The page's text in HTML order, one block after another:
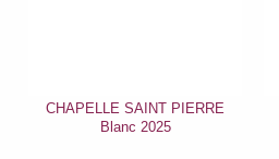
CHAPELLE SAINT PIERRE
Blanc 2025